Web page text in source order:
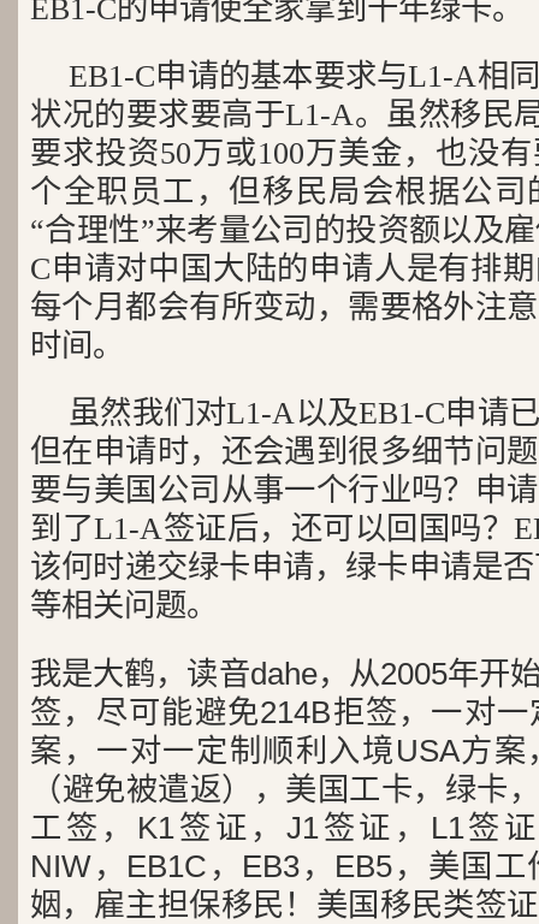
EB1-C的申请使全家拿到十年绿卡。
EB1-C申请的基本要求与L1-A相
状况的要求要高于L1-A。虽然移民
要求投资50万或100万美金，也没
个全职员工，但移民局会根据公
“合理性”来考量公司的投资额以及
C申请对中国大陆的申请人是有排
每个月都会有所变动，需要格外注
时间。
虽然我们对L1-A以及EB1-C申请
但在申请时，还会遇到很多细节问
要与美国公司从事一个行业吗？申
到了L1-A签证后，还可以回国吗？
该何时递交绿卡申请，绿卡申请是
等相关问题。
我是大鹤，读音dahe，从2005年开
签，尽可能避免214B拒签，一对
案，一对一定制顺利入境USA方
（避免被遣返），美国工卡，绿卡
工签，K1签证，J1签证，L1签
NIW，EB1C，EB3，EB5，美国
姻，雇主担保移民！美国移民类签